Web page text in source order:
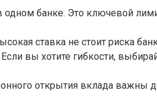
одном банке. Это ключевой
ставка не стоит риска
вы хотите гибкости,
открытия вклада важны